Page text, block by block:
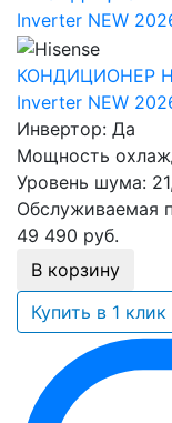
КОНДИЦИОНЕР
Inverter NEW
Инвертор: Да
Мощность
Уровень шума:
Обслуживаемая
49 490 руб.
В корзину
Купить в 1 клик